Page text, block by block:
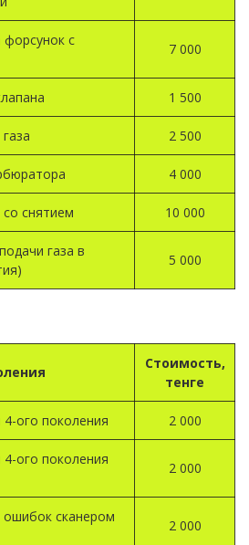
форсунок с
7 000
1 500
2 500
4 000
снятием 10 000
газа в
5 000
Стоимость,
тенге
ого поколения 2 000
ого поколения
2 000
сканером
2 000